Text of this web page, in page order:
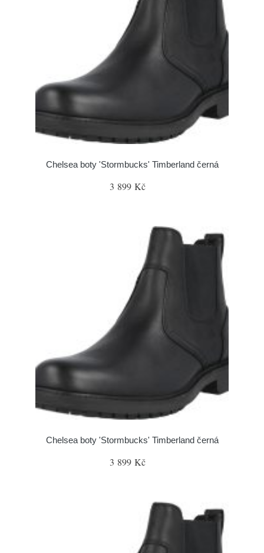
Chelsea boty 'Stormbucks' Timberland černá
3 899 Kč
Chelsea boty 'Stormbucks' Timberland černá
3 899 Kč